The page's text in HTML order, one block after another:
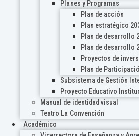
Planes y Programas
Plan de acción
Plan estratégico
Plan de desarrollo
Plan de desarrollo
Proyectos de
Plan de
Subsistema de Gestión
Proyecto Educativo
Manual de identidad visual
Teatro La Convención
Académico